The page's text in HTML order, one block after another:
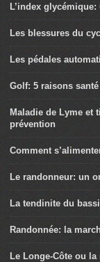
L’index
Les blessures du
Les pédales
Golf: 5 raisons
Maladie de Lyme et
prévention
Comment
Le randonneur: un
La tendinite du
Randonnée: la
Le Longe-Côte ou